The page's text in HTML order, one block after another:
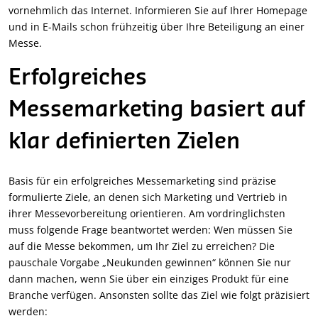
vornehmlich das Internet. Informieren Sie auf Ihrer Homepage
und in E-Mails schon frühzeitig über Ihre Beteiligung an einer
Messe.
Erfolgreiches
Messemarketing basiert auf
klar definierten Zielen
Basis für ein erfolgreiches Messemarketing sind präzise
formulierte Ziele, an denen sich Marketing und Vertrieb in
ihrer Messevorbereitung orientieren. Am vordringlichsten
muss folgende Frage beantwortet werden: Wen müssen Sie
auf die Messe bekommen, um Ihr Ziel zu erreichen? Die
pauschale Vorgabe „Neukunden gewinnen“ können Sie nur
dann machen, wenn Sie über ein einziges Produkt für eine
Branche verfügen. Ansonsten sollte das Ziel wie folgt präzisiert
werden: